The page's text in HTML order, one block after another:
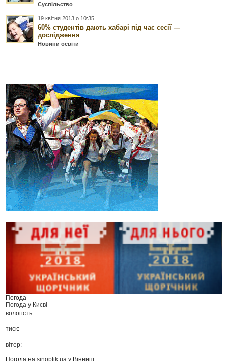
Суспільство
19 квітня 2013 о 10:35
60% студентів дають хабарі під час сесії —
дослідження
Новини освіти
Погода
Погода у Києві
вологість:
тиск:
вітер: